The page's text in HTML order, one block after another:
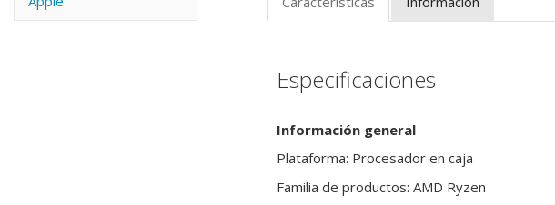
Especificaciones
Información general
Plataforma: Procesador en caja
Familia de productos: AMD Ryzen